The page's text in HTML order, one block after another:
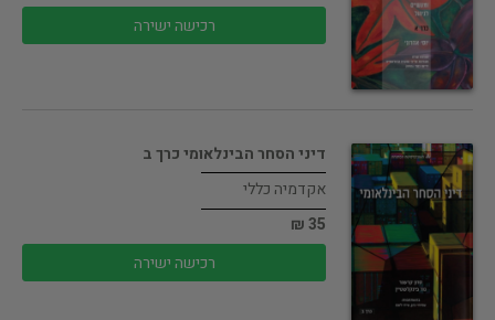
רכישה ישירה
דיני הסחר הבינלאומי כרך ב
אקדמיה כללי
35 ₪
רכישה ישירה